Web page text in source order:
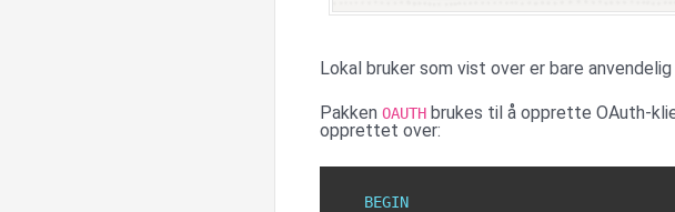
Lokal bruker som vist over er bare
Pakken OAUTH brukes til å opprette OAuth-
opprettet over:
BEGIN